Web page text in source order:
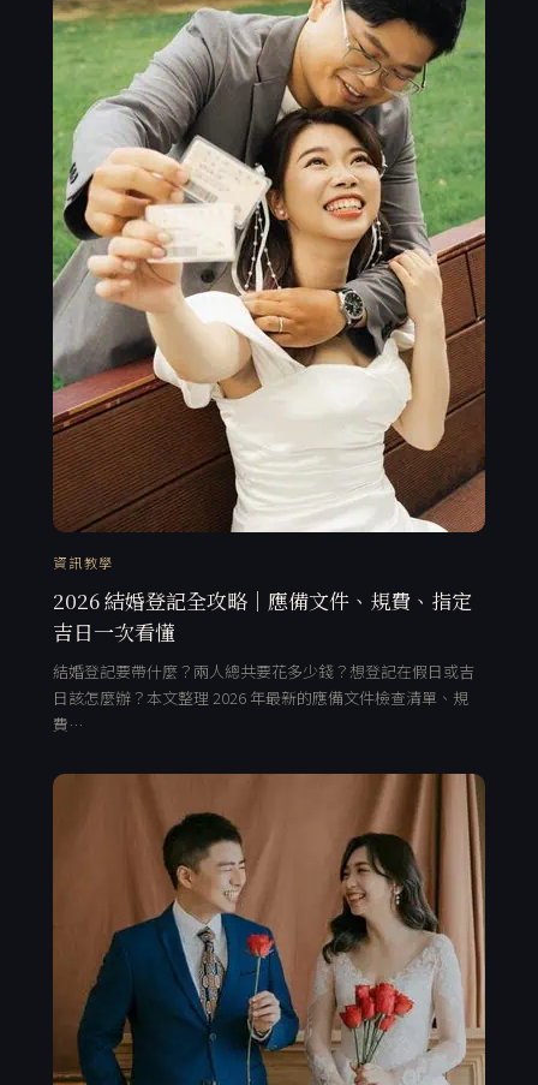
資訊教學
2026 結婚登記全攻略｜應備文件、規費、指定
吉日一次看懂
結婚登記要帶什麼？兩人總共要花多少錢？想登記在假日或吉
日該怎麼辦？本文整理 2026 年最新的應備文件檢查清單、規
費…